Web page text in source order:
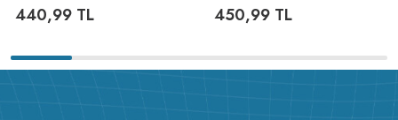
440,99 TL 450,99TL